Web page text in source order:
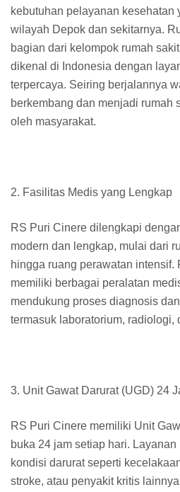
kebutuhan pelayanan kesehatan
wilayah Depok dan sekitarnya.
bagian dari kelompok rumah
dikenal di Indonesia dengan
terpercaya. Seiring berjalannya
berkembang dan menjadi rumah
oleh masyarakat.
2. Fasilitas Medis yang Lengkap
RS Puri Cinere dilengkapi
modern dan lengkap, mulai dari
hingga ruang perawatan intensif.
memiliki berbagai peralatan
mendukung proses diagnosis
termasuk laboratorium, radiologi,
3. Unit Gawat Darurat (UGD) 24
RS Puri Cinere memiliki Unit
buka 24 jam setiap hari.
kondisi darurat seperti
stroke, atau penyakit kritis